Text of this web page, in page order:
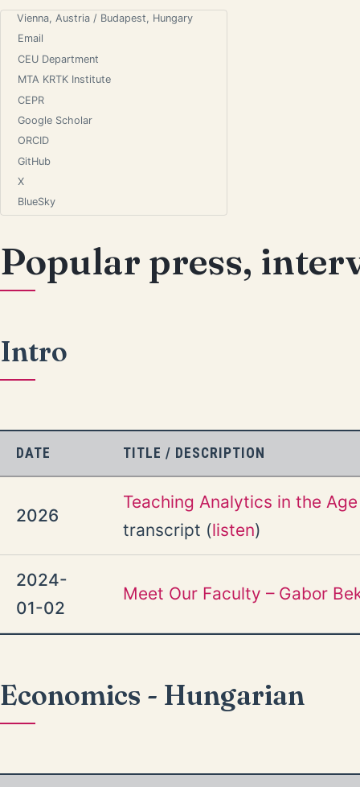
Vienna, Austria / Budapest, Hungary
Email
CEU Department
MTA KRTK Institute
CEPR
Google Scholar
ORCID
GitHub
X
BlueSky
Popular press,
Intro
DATE TITLE / DESCRIPTION
2026
Teaching Analytics in the
transcript (listen)
2024-
01-02
Meet Our Faculty – Gabor
Economics - Hungarian